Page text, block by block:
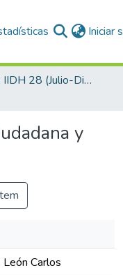
Iniciar
REVISTA IIDH 28 (Julio-Diciembre 1999)
y
León Carlos